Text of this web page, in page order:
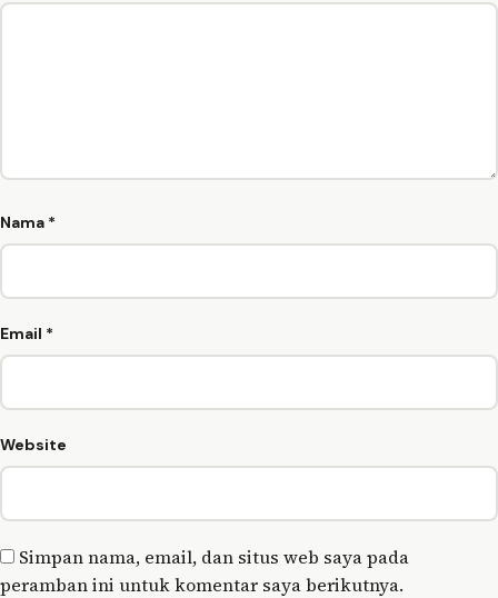
Nama *
Email *
Website
Simpan nama, email, dan situs web saya pada
peramban ini untuk komentar saya berikutnya.